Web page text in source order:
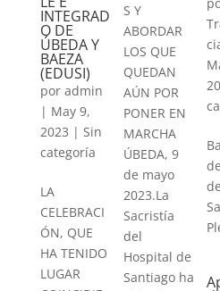
INTEGRAD
O DE
ÚBEDA Y
BAEZA
(EDUSI)
por admin
| May 9,
2023 | Sin
categoría
LA
CELEBRACI
ÓN, QUE
HA TENIDO
LUGAR
S Y
ABORDAR
LOS QUE
QUEDAN
AÚN POR
PONER EN
MARCHA
ÚBEDA, 9
de mayo
2023.La
Sacristía
del
Hospital de
Santiago ha